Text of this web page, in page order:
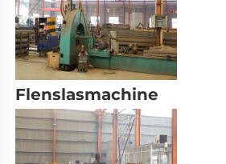
Flenslasmachine